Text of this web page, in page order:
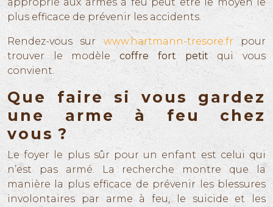
plus efficace de prévenir les accidents.
Rendez-vous sur www.hartmann-tresore.fr pour
trouver le modèlecoffre fort petit qui vous
convient.
Que faire si vous gardez
une arme à feu chez
vous ?
Le foyer le plus sûr pour un enfant est celui qui
n’est pas armé. La recherche montre que la
manière la plus efficace de prévenir les blessures
involontaires par arme à feu, le suicide et les